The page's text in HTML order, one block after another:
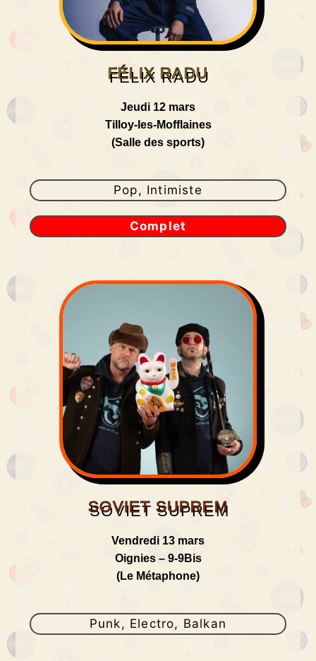
FÉLIX RADU
Jeudi 12 mars
Tilloy-les-Mofflaines
(Salle des sports)
Pop, Intimiste
Complet
SOVIET SUPREM
Vendredi 13 mars
Oignies – 9-9Bis
(Le Métaphone)
Punk, Electro, Balkan